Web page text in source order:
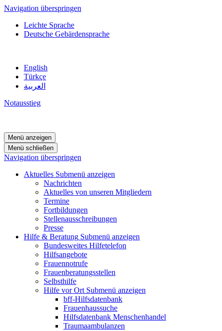
Navigation überspringen
Leichte Sprache
Deutsche Gebärdensprache
English
Türkçe
العربية
Notausstieg
Menü anzeigen
Menü schließen
Navigation überspringen
Aktuelles Submenü anzeigen
Nachrichten
Aktuelles von unseren Mitgliedern
Termine
Fortbildungen
Stellenausschreibungen
Presse
Hilfe & Beratung Submenü anzeigen
Bundesweites Hilfetelefon
Hilfsangebote
Frauennotrufe
Frauenberatungsstellen
Selbsthilfe
Hilfe vor Ort Submenü anzeigen
bff-Hilfsdatenbank
Frauenhaussuche
Hilfsdatenbank Menschenhandel
Traumaambulanzen